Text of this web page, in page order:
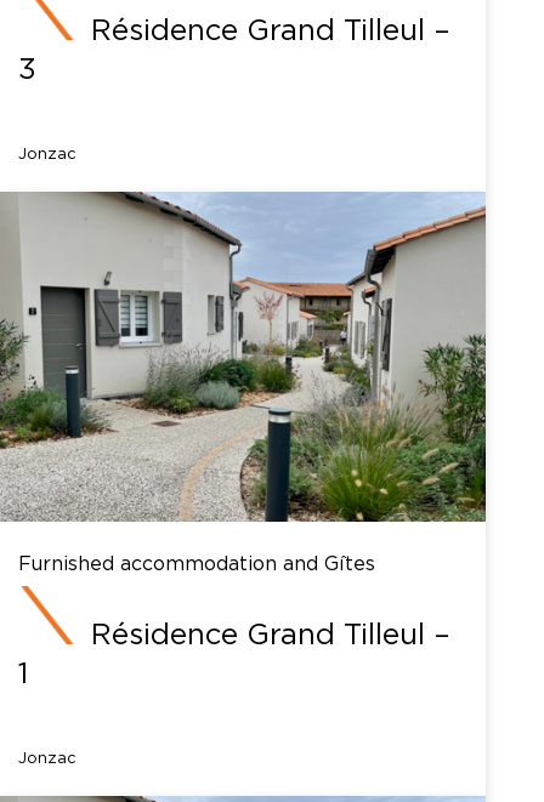
Résidence Grand Tilleul –
3
Jonzac
Furnished accommodation and Gîtes
Résidence Grand Tilleul –
1
Jonzac